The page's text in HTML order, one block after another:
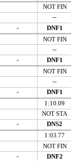
NOT FIN
--
DNF1
-
NOT FIN
--
DNF1
-
NOT FIN
--
DNF1
-
1:10.09
NOT STA
DNS2
-
1:03.77
NOT FIN
DNF2
-